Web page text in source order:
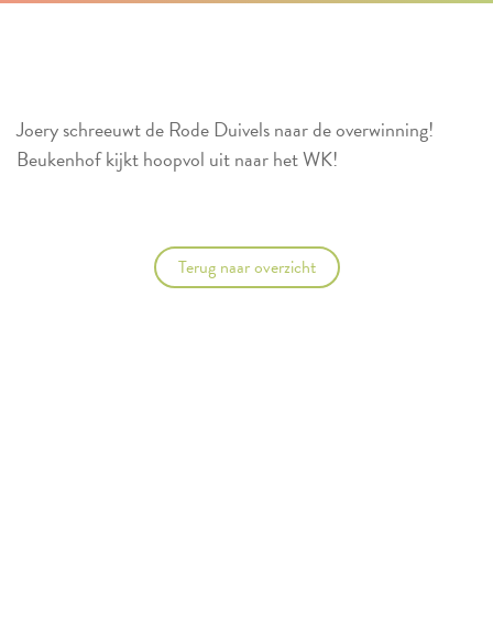
Joery schreeuwt de Rode Duivels naar de overwinning!
Beukenhof kijkt hoopvol uit naar het WK!
Terug naar overzicht